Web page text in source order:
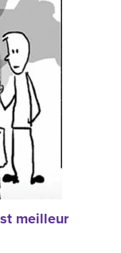
meilleur